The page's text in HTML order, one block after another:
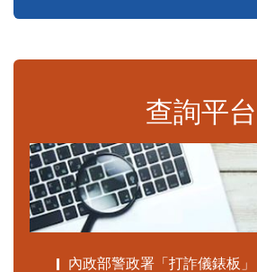
查詢平台
內政部警政署「打詐儀錶板」